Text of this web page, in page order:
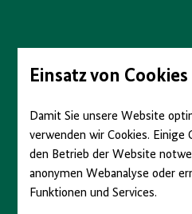
Seiteninhalt
springenEinsatz von Cookies
Damit Sie unsere Website
verwenden wir Cookies. Einige
den Betrieb der Website
anonymen Webanalyse oder
Funktionen und Services.